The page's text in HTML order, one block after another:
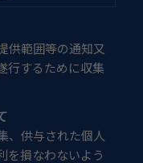
供範囲等の通知又
行するために収集
、供与された個人
を損なわないよう